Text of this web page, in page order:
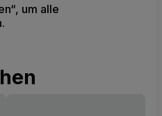
um alle